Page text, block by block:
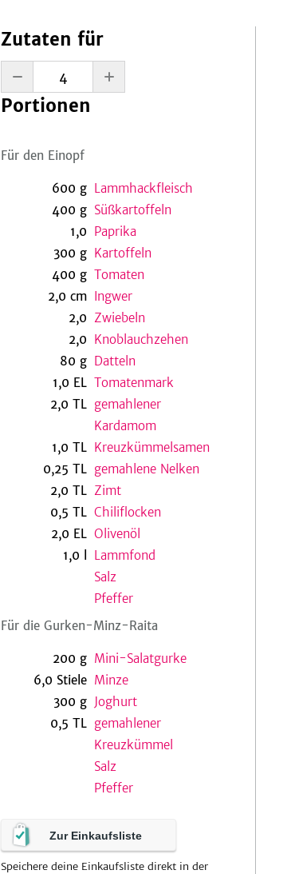
Zutaten für
Portionen
Für den Einopf
600 g Lammhackfleisch
400 g Süßkartoffeln
1,0 Paprika
300 g Kartoffeln
400 g Tomaten
2,0 cm Ingwer
2,0 Zwiebeln
2,0 Knoblauchzehen
80 g Datteln
1,0 EL Tomatenmark
2,0 TL gemahlener
Kardamom
1,0 TL Kreuzkümmelsamen
0,25 TL gemahlene Nelken
2,0 TL Zimt
0,5 TL Chiliflocken
2,0 EL Olivenöl
1,0
Lammfond
Salz
Pfeffer
Für die Gurken-Minz-Raita
200 g Mini-Salatgurke
6,0 Stiele Minze
300 g Joghurt
0,5 TL gemahlener
Kreuzkümmel
Salz
Pfeffer
Zur Einkaufsliste
Speichere deine Einkaufsliste direkt in der